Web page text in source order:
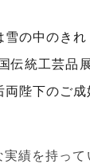
雪の中のきれ
伝統工芸品
両陛下のご
実績を持っ